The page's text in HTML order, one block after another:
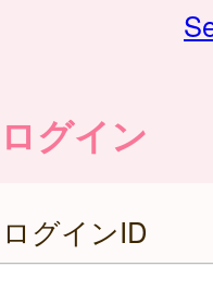
ログイン
ログインID